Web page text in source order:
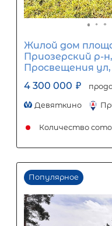
Популярное